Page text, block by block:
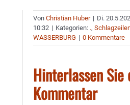
VonChristian Huber | Di.
10:32 | Kategorien: .,
WASSERBURG | 0 Kommentare
Hinterlassen Sie
Kommentar